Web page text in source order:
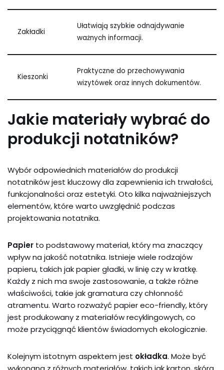
Zakładki
Ułatwiają szybkie odnajdywanie
ważnych informacji.
Kieszonki
Praktyczne do przechowywania
wizytówek oraz innych dokumentów.
Jakie materiały wybrać do
produkcji notatników?
Wybór odpowiednich materiałów do produkcji
notatników jest kluczowy dla zapewnienia ich trwałości,
funkcjonalności oraz estetyki. Oto kilka najważniejszych
elementów, które warto uwzględnić podczas
projektowania notatnika.
Papier to podstawowy materiał, który ma znaczący
wpływ na jakość notatnika. Istnieje wiele rodzajów
papieru, takich jak papier gładki, w linię czy w kratkę.
Każdy z nich ma swoje zastosowanie, a także różne
właściwości, takie jak gramatura czy chłonność
atramentu. Warto rozważyć papier eco-friendly, który
jest produkowany z materiałów recyklingowych, co
może przyciągnąć klientów świadomych ekologicznie.
Kolejnym istotnym aspektem jest okładka. Może być